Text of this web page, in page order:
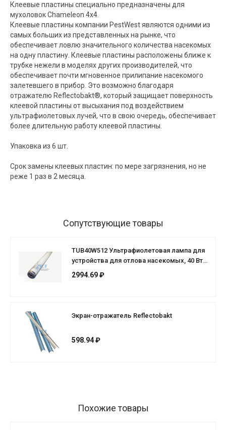
Клеевые пластины специально предназначены для
мухоловок Chameleon 4х4.
Клеевые пластины компании PestWest являются одними из
самых больших из представленных на рынке, что
обеспечивает ловлю значительного количества насекомых
на одну пластину. Клеевые пластины расположены ближе к
трубке нежели в моделях других производителей, что
обеспечивает почти мгновенное прилипание насекомого
залетевшего в прибор. Это возможно благодаря
отражателю Reflectobakt®, который защищает поверхность
клеевой пластины от высыхания под воздействием
ультрафиолетовых лучей, что в свою очередь, обеспечивает
более длительную работу клеевой пластины.
Упаковка из 6 шт.
Cрок замены клеевых пластин: по мере загрязнения, но не
реже 1 раз в 2 месяца.
Сопутствующие товары
TUB40W512 Ультрафиолетовая лампа для
устройства для отлова насекомых, 40 Вт,
24"
2994.69 ₽
Экран-отражатель Reflectobakt
598.94 ₽
Похожие товары